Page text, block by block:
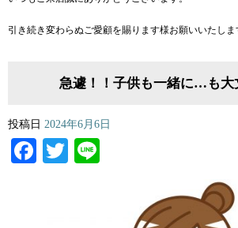
引き続き変わらぬご愛顧を賜ります様お願いいたしま
急遽！！子供も一緒に…も大
投稿日 2024年6月6日
Facebook
Twitter